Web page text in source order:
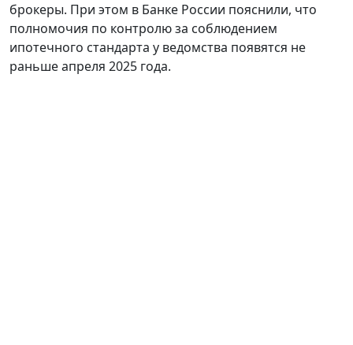
брокеры. При этом в Банке России пояснили, что
полномочия по контролю за соблюдением
ипотечного стандарта у ведомства появятся не
раньше апреля 2025 года.